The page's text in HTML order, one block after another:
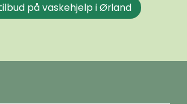
på vaskehjelp i Ørland